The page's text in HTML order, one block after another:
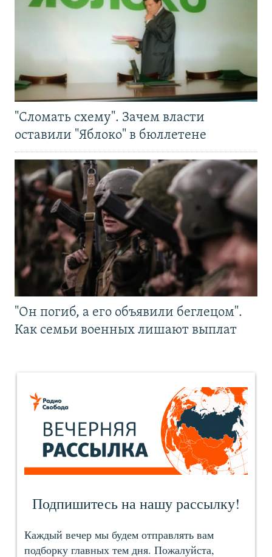
"Сломать схему". Зачем власти
оставили "Яблоко" в бюллетене
"Он погиб, а его объявили беглецом".
Как семьи военных лишают выплат